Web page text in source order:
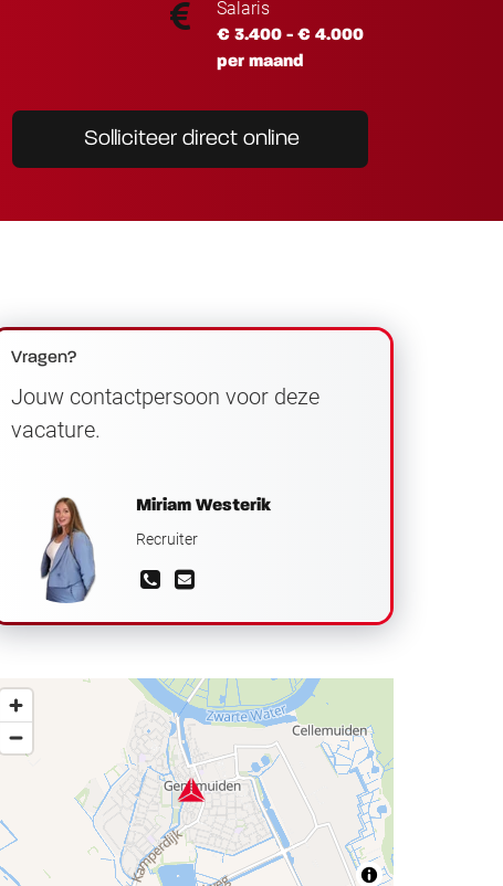
Salaris
€ 3.400 - € 4.000
per maand
Solliciteer direct online
Vragen?
Jouw contactpersoon voor deze
vacature.
Miriam Westerik
Recruiter